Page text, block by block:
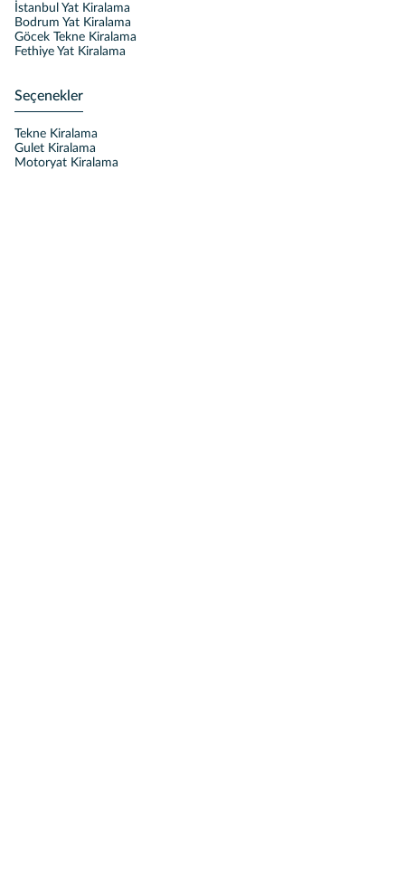
İstanbul Yat Kiralama
Bodrum Yat Kiralama
Göcek Tekne Kiralama
Fethiye Yat Kiralama
Seçenekler
Tekne Kiralama
Gulet Kiralama
Motoryat Kiralama